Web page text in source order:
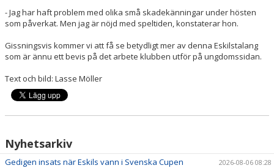
- Jag har haft problem med olika små skadekänningar under hösten
som påverkat. Men jag är nöjd med speltiden, konstaterar hon.
Gissningsvis kommer vi att få se betydligt mer av denna Eskilstalang
som är ännu ett bevis på det arbete klubben utför på ungdomssidan.
Text och bild: Lasse Möller
Nyhetsarkiv
Gedigen insats när Eskils vann i Svenska Cupen 2026-08-06 08:28